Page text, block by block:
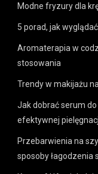
Modne fryzury dla
5 porad, jak
Aromaterapia w
stosowania
Trendy w makijażu
Jak dobrać serum
efektywnej
Przebarwienia na
sposoby łagodzenia